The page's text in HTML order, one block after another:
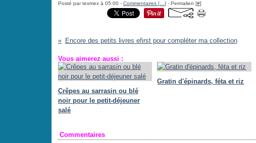
Posté par texmex à 05:00 - Commentaires [ ] - Permalien [#]
Encore des petits livres efirst pour compléter ma collection
Vous aimerez aussi :
Crêpes au sarrasin ou blé
noir pour le petit-déjeuner
salé
Gratin d'épinards, féta et riz
Commentaires